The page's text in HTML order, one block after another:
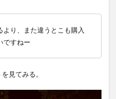
より、また違うとこも購入
ですねー
見てみる。